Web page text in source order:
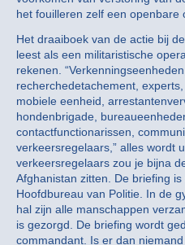
het fouilleren zelf een openbare
Het draaiboek van de actie bij
leest als een militaristische
rekenen.
recherchedetachement,
mobiele eenheid,
hondenbrigade,
contactfunctionarissen,
verkeersregelaars,” alles wordt
verkeersregelaars zou je bijna
Afghanistan zitten. De briefing
Hoofdbureau van Politie. In de
hal zijn alle manschappen
is gezorgd. De briefing wordt
commandant. Is er dan